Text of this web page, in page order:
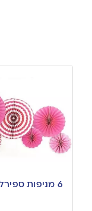
6 מניפות ספירלה ורוד